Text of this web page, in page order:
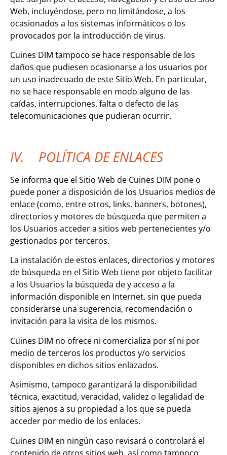
Web, incluyéndose, pero no limitándose, a los
ocasionados a los sistemas informáticos o los
provocados por la introducción de virus.
Cuines DIM tampoco se hace responsable de los
daños que pudiesen ocasionarse a los usuarios por
un uso inadecuado de este Sitio Web. En particular,
no se hace responsable en modo alguno de las
caídas, interrupciones, falta o defecto de las
telecomunicaciones que pudieran ocurrir.
IV. POLÍTICA DE ENLACES
Se informa que el Sitio Web de Cuines DIM pone o
puede poner a disposición de los Usuarios medios de
enlace (como, entre otros, links, banners, botones),
directorios y motores de búsqueda que permiten a
los Usuarios acceder a sitios web pertenecientes y/o
gestionados por terceros.
La instalación de estos enlaces, directorios y motores
de búsqueda en el Sitio Web tiene por objeto facilitar
a los Usuarios la búsqueda de y acceso a la
información disponible en Internet, sin que pueda
considerarse una sugerencia, recomendación o
invitación para la visita de los mismos.
Cuines DIM no ofrece ni comercializa por sí ni por
medio de terceros los productos y/o servicios
disponibles en dichos sitios enlazados.
Asimismo, tampoco garantizará la disponibilidad
técnica, exactitud, veracidad, validez o legalidad de
sitios ajenos a su propiedad a los que se pueda
acceder por medio de los enlaces.
Cuines DIM en ningún caso revisará o controlará el
contenido de otros sitios web, así como tampoco